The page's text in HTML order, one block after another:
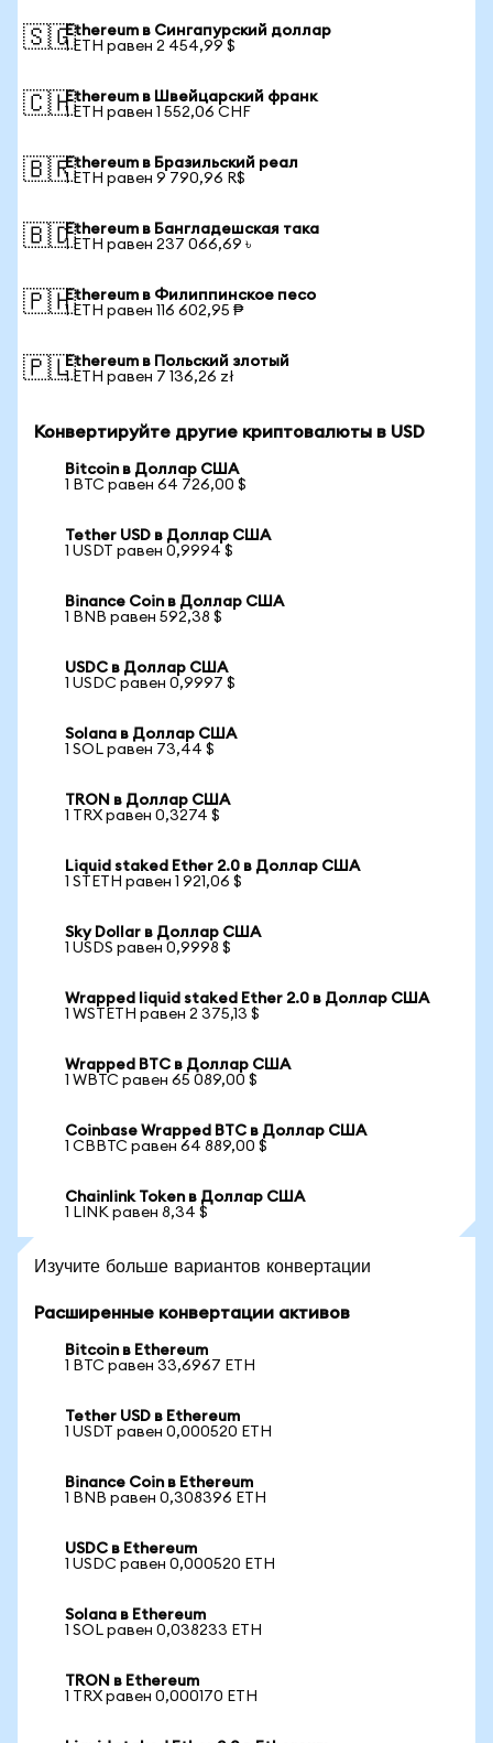
🇸🇬Ethereum в Сингапурский доллар
1 ETH равен 2 454,99 $
🇨🇭Ethereum в Швейцарский франк
1 ETH равен 1 552,06 CHF
🇧🇷Ethereum в Бразильский реал
1 ETH равен 9 790,96 R$
🇧🇩Ethereum в Бангладешская така
1 ETH равен 237 066,69 ৳
🇵🇭Ethereum в Филиппинское песо
1 ETH равен 116 602,95 ₱
🇵🇱Ethereum в Польский злотый
1 ETH равен 7 136,26 zł
Конвертируйте другие криптовалюты в USD
Bitcoin в Доллар США
1 BTC равен 64 726,00 $
Tether USD в Доллар США
1 USDT равен 0,9994 $
Binance Coin в Доллар США
1 BNB равен 592,38 $
USDC в Доллар США
1 USDC равен 0,9997 $
Solana в Доллар США
1 SOL равен 73,44 $
TRON в Доллар США
1 TRX равен 0,3274 $
Liquid staked Ether 2.0 в Доллар США
1 STETH равен 1 921,06 $
Sky Dollar в Доллар США
1 USDS равен 0,9998 $
Wrapped liquid staked Ether 2.0 в Доллар США
1 WSTETH равен 2 375,13 $
Wrapped BTC в Доллар США
1 WBTC равен 65 089,00 $
Coinbase Wrapped BTC в Доллар США
1 CBBTC равен 64 889,00 $
Chainlink Token в Доллар США
1 LINK равен 8,34 $
Изучите больше вариантов конвертации
Расширенные конвертации активов
Bitcoin в Ethereum
1 BTC равен 33,6967 ETH
Tether USD в Ethereum
1 USDT равен 0,000520 ETH
Binance Coin в Ethereum
1 BNB равен 0,308396 ETH
USDC в Ethereum
1 USDC равен 0,000520 ETH
Solana в Ethereum
1 SOL равен 0,038233 ETH
TRON в Ethereum
1 TRX равен 0,000170 ETH